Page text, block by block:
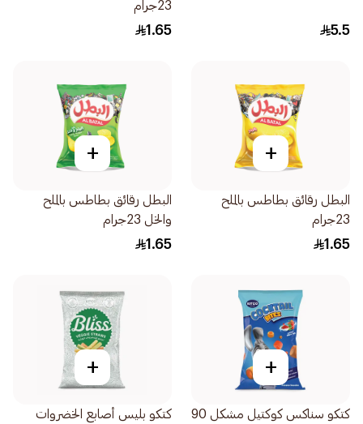
5.5
23جرام
1.65
+
البطل رقائق بطاطس بالملح
23جرام
1.65
+
البطل رقائق بطاطس بالملح
والخل 23جرام
1.65
+
كتكو سناكس كوكتيل مشكل 90
+
كتكو بليس أصابع الخضروات